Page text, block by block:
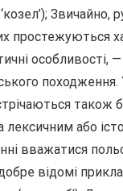
Звичайно,
простежуються
особливості,
походження.
також
лексичним або
вважатися
відомі